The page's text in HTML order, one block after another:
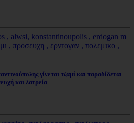
γίνεται τζαμί και παραδίδεται
και λατρεία